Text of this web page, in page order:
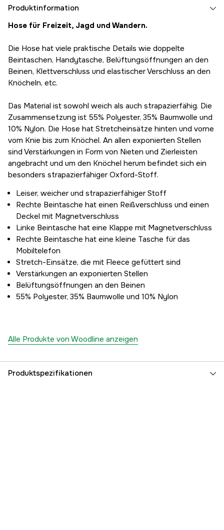
54
56
58
61,53 €
60
61,53 €
61,53 €
D100
61,53 €
D104
61,53 €
D108
61,53 €
D112
61,53 €
D116
61,53 €
Produktinformation
Hose für Freizeit, Jagd und Wandern.
Die Hose hat viele praktische Details wie doppelte
Beintaschen, Handytasche, Belüftungsöffnungen an den
Beinen, Klettverschluss und elastischer Verschluss an den
Knöcheln, etc.
Das Material ist sowohl weich als auch strapazierfähig. Die
Zusammensetzung ist 55% Polyester, 35% Baumwolle und
10% Nylon. Die Hose hat Stretcheinsätze hinten und vorne
vom Knie bis zum Knöchel. An allen exponierten Stellen
sind Verstärkungen in Form von Nieten und Zierleisten
angebracht und um den Knöchel herum befindet sich ein
besonders strapazierfähiger Oxford-Stoff.
Leiser, weicher und strapazierfähiger Stoff
Rechte Beintasche hat einen Reißverschluss und einen
Deckel mit Magnetverschluss
Linke Beintasche hat eine Klappe mit Magnetverschluss
Rechte Beintasche hat eine kleine Tasche für das
Mobiltelefon
Stretch-Einsätze, die mit Fleece gefüttert sind
Verstärkungen an exponierten Stellen
Belüftungsöffnungen an den Beinen
55% Polyester, 35% Baumwolle und 10% Nylon
Alle Produkte von Woodline anzeigen
Produktspezifikationen